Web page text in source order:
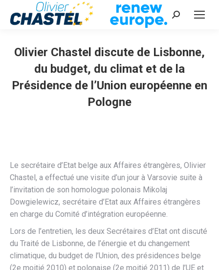
Recherche
Olivier Chastel discute de Lisbonne,
du budget, du climat et de la
Présidence de l’Union européenne en
Pologne
Le secrétaire d’Etat belge aux Affaires étrangères, Olivier
Chastel, a effectué une visite d’un jour à Varsovie suite à
l’invitation de son homologue polonais Mikolaj
Dowgielewicz, secrétaire d’Etat aux Affaires étrangères
en charge du Comité d’intégration européenne.
Lors de l’entretien, les deux Secrétaires d’Etat ont discuté
du Traité de Lisbonne, de l’énergie et du changement
climatique, du budget de l’Union, des présidences belge
(2e moitié 2010) et polonaise (2e moitié 2011) de l’UE et